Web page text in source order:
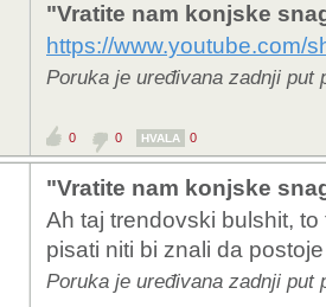
"Vratite nam konjske
https://www.youtube.com/
Poruka je uređivana zadnji put
0 0 HVALA 0
"Vratite nam konjske
Ah taj trendovski bulshit,
pisati niti bi znali da
Poruka je uređivana zadnji put